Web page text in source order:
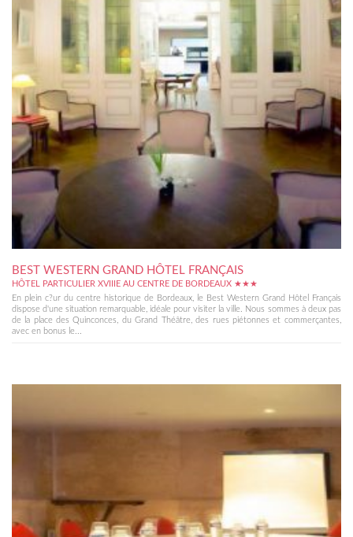
BEST WESTERN GRAND HÔTEL FRANÇAIS
HÔTEL PARTICULIER XVIIIE AU CENTRE DE BORDEAUX ★★★
En plein c?ur du centre historique de Bordeaux, le Best Western Grand Hôtel Français
dispose d'une situation remarquable, idéale pour visiter la ville. Nous sommes à deux pas
de la place des Quinconces, du Grand Théâtre, des rues piétonnes et commerçantes,
avec en bonus le...